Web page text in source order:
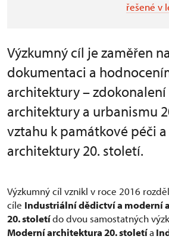
řešené v
Výzkumný cíl je zaměřen
dokumentaci a
architektury –
architektury a urbanismu
vztahu k památkové péči
architektury 20. století.
Výzkumný cíl vznikl v roce 2016
cíle Industriální dědictví a moderní
20. stoletído dvou samostatných
Moderní architektura 20. stoletía